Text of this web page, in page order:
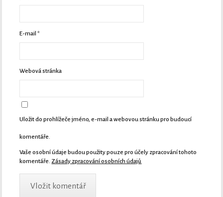
E-mail*
Webová stránka
Uložit do prohlížeče jméno, e-mail a webovou stránku pro budoucí
komentáře.
Vaše osobní údaje budou použity pouze pro účely zpracování tohoto
komentáře. Zásady zpracování osobních údajů